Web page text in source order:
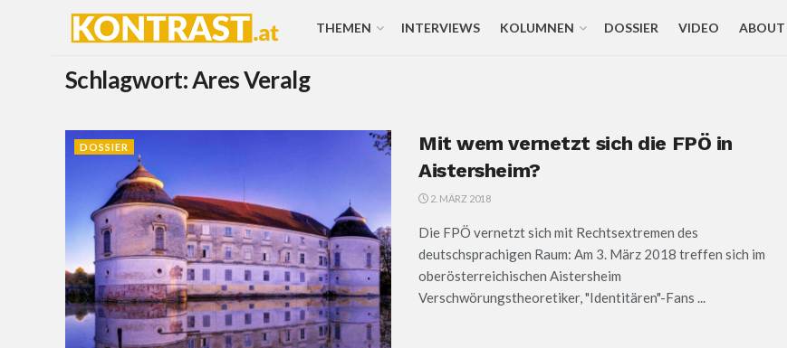
THEMEN INTERVIEWS KOLUMNEN DOSSIER VIDEO ABOUT
Schlagwort:Ares Veralg
DOSSIER
Mit wem vernetzt sich die FPÖ in
Aistersheim?
2. MÄRZ 2018
Die FPÖ vernetzt sich mit Rechtsextremen des
deutschsprachigen Raum: Am 3. März 2018 treffen sich im
oberösterreichischen Aistersheim
Verschwörungstheoretiker, "Identitären"-Fans ...